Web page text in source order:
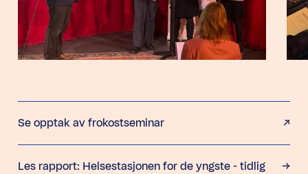
Se opptak av frokostseminar
Les rapport: Helsestasjonen for de yngste - tidlig